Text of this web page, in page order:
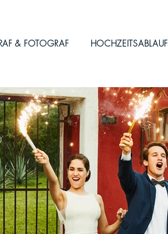
& FOTOGRAF HOCHZEITSABLAUF